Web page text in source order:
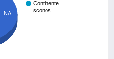
Continente
sconos…
NA